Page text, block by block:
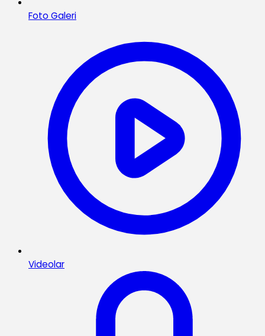
Foto Galeri
Videolar